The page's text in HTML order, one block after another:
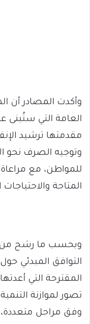
وأكدت المصادر أن
مقدمتها ترشيد
وتوجيه الصرف نحو
للمواطن، مع مراعاة
المتاحة والاحتياجات
وبحسب ما رشح من
التوافق المبدئي
المقترحة التي
تصور لموازنة
وفق مراحل